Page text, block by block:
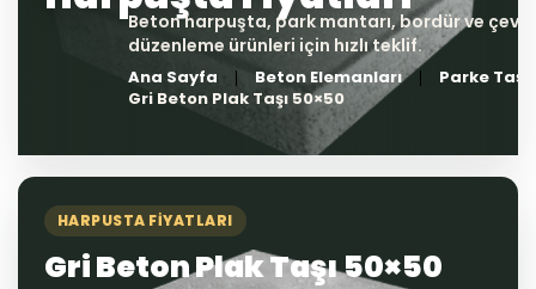
Ana Sayfa Beton Elemanları
Parke Taşı
Gri Beton Plak Taşı 50×50
HARPUSTA FIYATLARI
Gri Beton Plak Taşı 50×50